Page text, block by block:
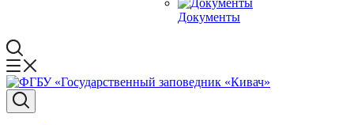
Документы